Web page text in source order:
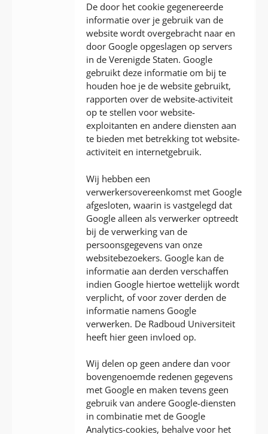
De door het cookie gegenereerde
informatie over je gebruik van de
website wordt overgebracht naar en
door Google opgeslagen op servers
in de Verenigde Staten. Google
gebruikt deze informatie om bij te
houden hoe je de website gebruikt,
rapporten over de website-activiteit
op te stellen voor website-
exploitanten en andere diensten aan
te bieden met betrekking tot website-
activiteit en internetgebruik.
Wij hebben een
verwerkersovereenkomst met Google
afgesloten, waarin is vastgelegd dat
Google alleen als verwerker optreedt
bij de verwerking van de
persoonsgegevens van onze
websitebezoekers. Google kan de
informatie aan derden verschaffen
indien Google hiertoe wettelijk wordt
verplicht, of voor zover derden de
informatie namens Google
verwerken. De Radboud Universiteit
heeft hier geen invloed op.
Wij delen op geen andere dan voor
bovengenoemde redenen gegevens
met Google en maken tevens geen
gebruik van andere Google-diensten
in combinatie met de Google
Analytics-cookies, behalve voor het